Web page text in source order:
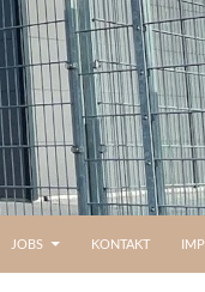
JOBS KONTAKT